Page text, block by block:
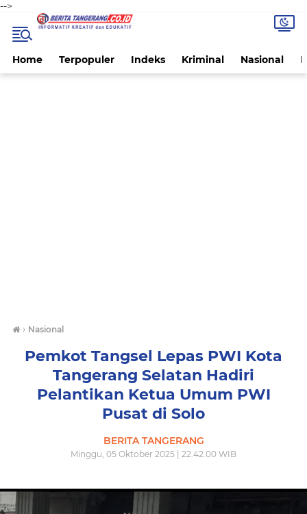
-->
Home Terpopuler Indeks Kriminal Nasional
› Nasional
Pemkot Tangsel Lepas PWI Kota
Tangerang Selatan Hadiri
Pelantikan Ketua Umum PWI
Pusat di Solo
BERITA TANGERANG
Minggu, 05 Oktober 2025 | 22.42.00 WIB